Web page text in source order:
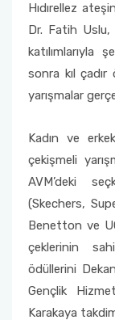
Hıdırellez
Dr. Fatih
katılımlarıyla
sonra kıl
yarışmalar
Kadın ve
çekişmeli
AVM’deki
(Skechers,
Benetton ve
çeklerinin
ödüllerini
Gençlik
Karakaya